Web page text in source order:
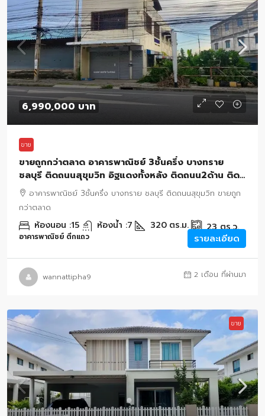
6,990,000 บาท
ขาย
ขายถูกกว่าตลาด อาคารพาณิชย์ 3ชั้นครึ่ง บางทราย
ชลบุรี ติดถนนสุขุมวิท อิฐแดงทั้งหลัง ติดถนน2ด้าน ติด
ถนนสุขุมวิทและถนนหลังบ้านกำนัน
อาคารพาณิชย์ 3ชั้นครึ่ง บางทราย ชลบุรี ติดถนนสุขุมวิท ขายถูก
กว่าตลาด
ห้องนอน :15 ห้องน้ำ :7 320 ตร.ม. 23ตร.ว.
อาคารพาณิชย์ ตึกแถว รายละเอียด
wannattipha9 2 เดือน ที่ผ่านมา
ขาย